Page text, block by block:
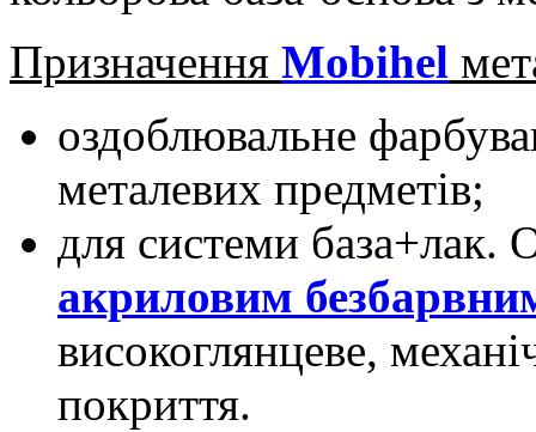
Призначення Mobihel
оздоблювальне
металевих предметів;
для системи база+лак.
акриловим
високоглянцеве,
покриття.